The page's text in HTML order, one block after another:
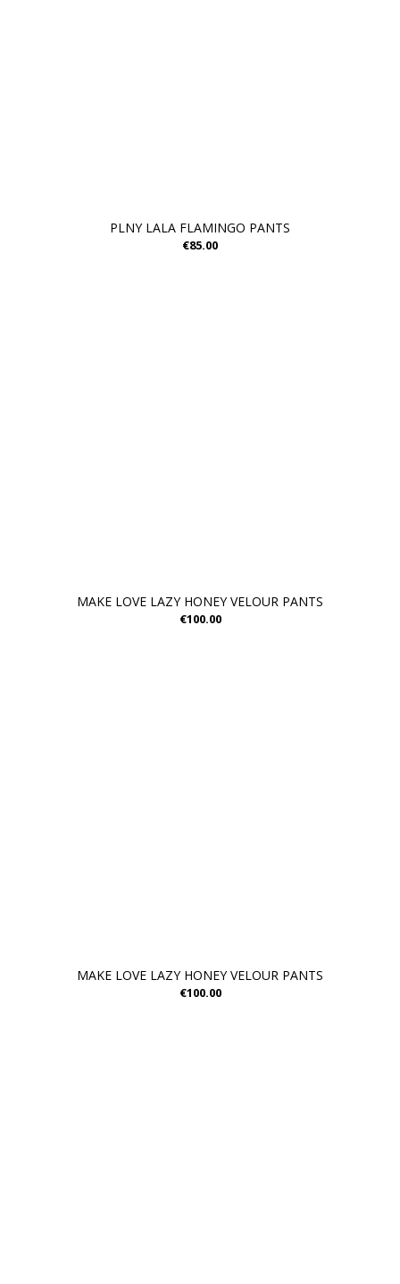
PLNY LALA FLAMINGO PANTS
€85.00
MAKE LOVE LAZY HONEY VELOUR PANTS
€100.00
MAKE LOVE LAZY HONEY VELOUR PANTS
€100.00